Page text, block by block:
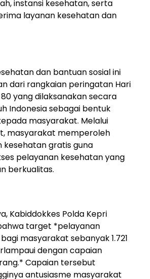
instansi kesehatan, serta
layanan kesehatan dan
dan bantuan sosial ini
dari rangkaian peringatan Hari
yang dilaksanakan secara
Indonesia sebagai bentuk
masyarakat. Melalui
masyarakat memperoleh
kesehatan gratis guna
pelayanan kesehatan yang
berkualitas.
Kabiddokkes Polda Kepri
target *pelayanan
masyarakat sebanyak 1.721
dengan capaian
Capaian tersebut
antusiasme masyarakat